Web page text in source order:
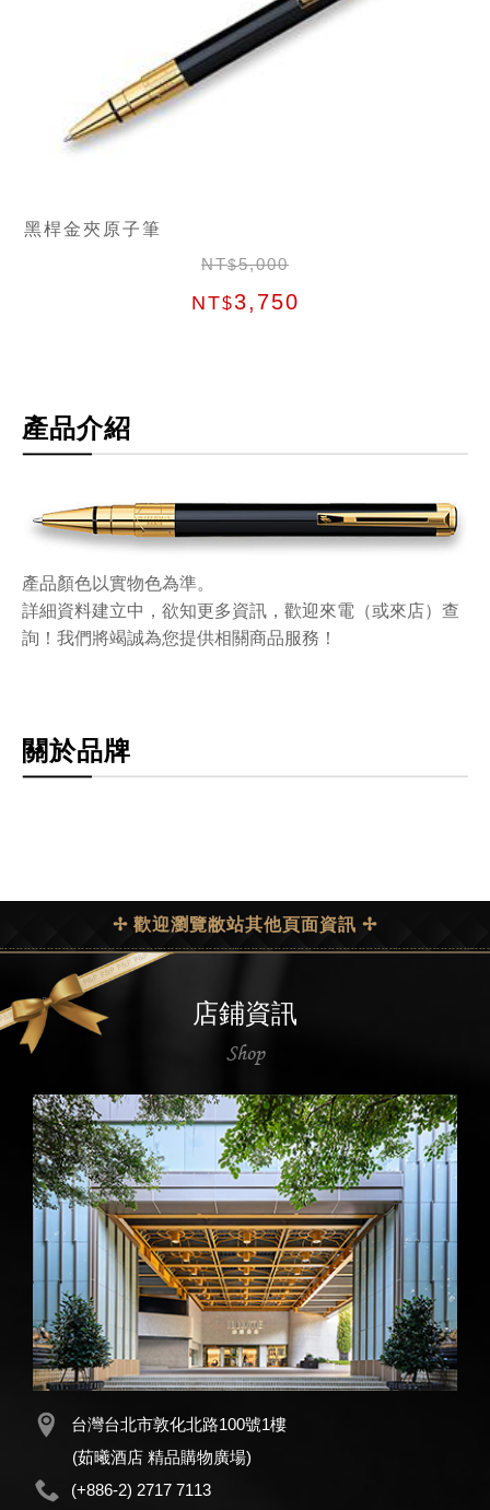
黑桿金夾原子筆
NT$5,000
NT$3,750
產品介紹
產品顏色以實物色為準。
詳細資料建立中，欲知更多資訊，歡迎來電（或來店）查
詢！我們將竭誠為您提供相關商品服務！
關於品牌
✢ 歡迎瀏覽敝站其他頁面資訊 ✢
店鋪資訊
Shop
台灣台北市敦化北路100號1樓
(茹曦酒店 精品購物廣場)
(+886-2) 2717 7113